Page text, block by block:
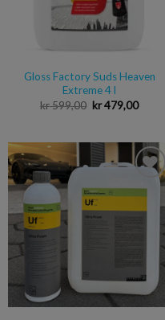
Gloss Factory Suds Heaven
Extreme 4 l
kr599,00 kr479,00
Legg i
ønskeliste